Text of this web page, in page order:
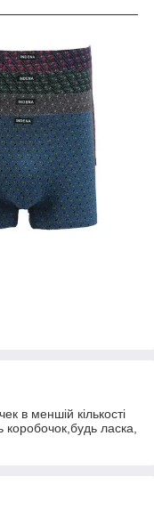
в меншій кількості
коробочок,будь ласка,